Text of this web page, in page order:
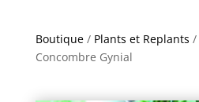
Boutique/ Plants et Replants /
Concombre Gynial